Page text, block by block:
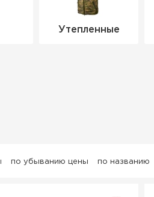
Утепленные
по убыванию цены по названию